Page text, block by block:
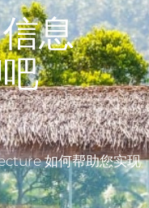
息
如何帮助您实现